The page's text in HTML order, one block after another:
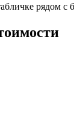
рядом с